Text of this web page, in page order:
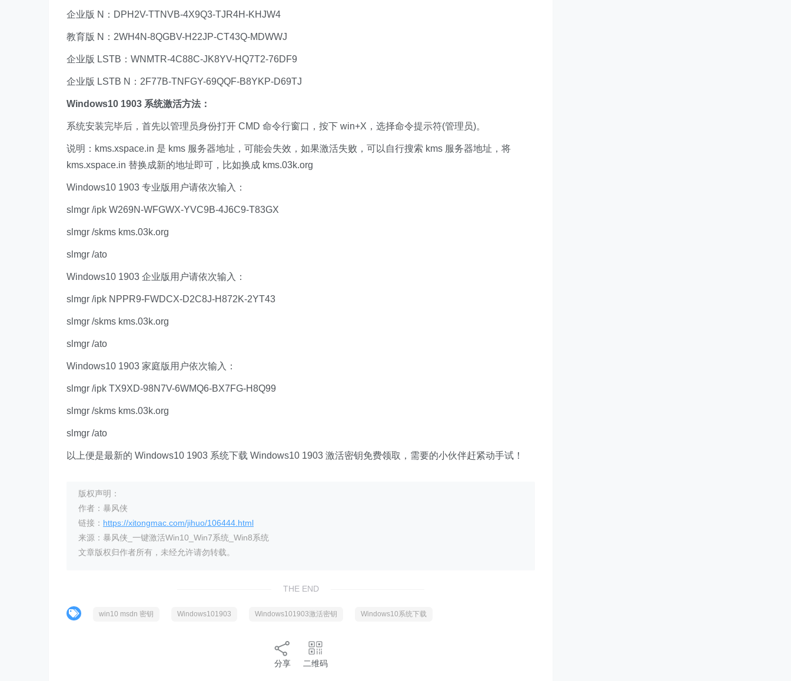
企业版 N：DPH2V-TTNVB-4X9Q3-TJR4H-KHJW4
教育版 N：2WH4N-8QGBV-H22JP-CT43Q-MDWWJ
企业版 LSTB：WNMTR-4C88C-JK8YV-HQ7T2-76DF9
企业版 LSTB N：2F77B-TNFGY-69QQF-B8YKP-D69TJ
Windows10 1903 系统激活方法：
系统安装完毕后，首先以管理员身份打开 CMD 命令行窗口，按下 win+X，选择命令提示符(管理员)。
说明：kms.xspace.in 是 kms 服务器地址，可能会失效，如果激活失败，可以自行搜索 kms 服务器地址，将
kms.xspace.in 替换成新的地址即可，比如换成 kms.03k.org
Windows10 1903 专业版用户请依次输入：
slmgr /ipk W269N-WFGWX-YVC9B-4J6C9-T83GX
slmgr /skms kms.03k.org
slmgr /ato
Windows10 1903 企业版用户请依次输入：
slmgr /ipk NPPR9-FWDCX-D2C8J-H872K-2YT43
slmgr /skms kms.03k.org
slmgr /ato
Windows10 1903 家庭版用户依次输入：
slmgr /ipk TX9XD-98N7V-6WMQ6-BX7FG-H8Q99
slmgr /skms kms.03k.org
slmgr /ato
以上便是最新的 Windows10 1903 系统下载 Windows10 1903 激活密钥免费领取，需要的小伙伴赶紧动手试！
版权声明：
作者：暴风侠
链接： https://xitongmac.com/jihuo/106444.html
来源：暴风侠_一键激活Win10_Win7系统_Win8系统
文章版权归作者所有，未经允许请勿转载。
THE END
win10 msdn 密钥 Windows101903 Windows101903激活密钥 Windows10系统下载
分享 二维码